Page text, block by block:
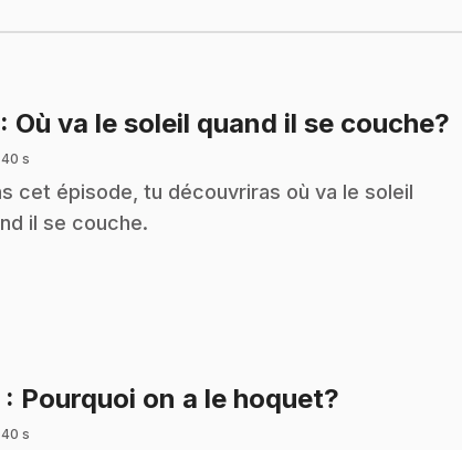
: Où va le soleil quand il se couche?
40 s
cet épisode, tu découvriras où va le soleil
il se couche.
: Pourquoi on a le hoquet?
40 s